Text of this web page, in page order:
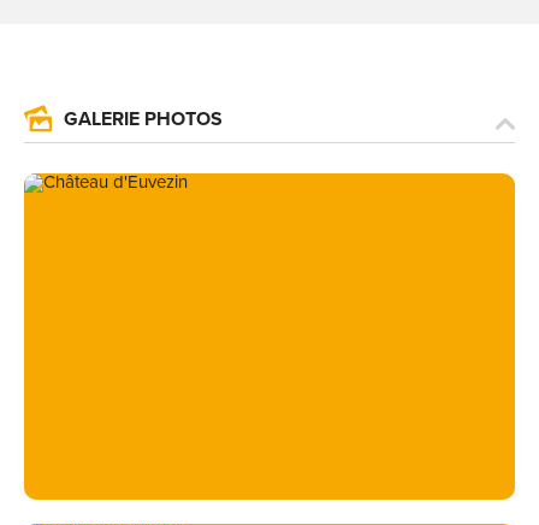
GALERIE PHOTOS